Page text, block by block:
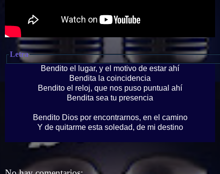
Letra
Bendito el lugar, y el motivo de estar ahí
Bendita la coincidencia
Bendito el reloj, que nos puso puntual ahí
Bendita sea tu presencia
Bendito Dios por encontrarnos, en el camino
Y de quitarme esta soledad, de mi destino
Bendita la luz, bendita la luz de tu mirada
Bendita la luz, bendita la luz de tu mirada
Desde el alma